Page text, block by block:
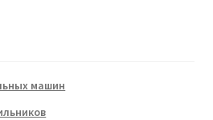
машин